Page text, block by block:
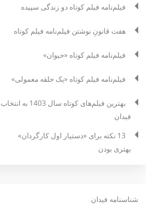
فیلم‌نامه فیلم کوتاه دو زندگی سپیده
هفت قانونِ نوشتن فیلم‌نامه فیلم کوتاه
فیلم‌نامه فیلم کوتاه «حیوان»
فیلم‌نامه فیلم کوتاه «یک حلقه معمولی»
بهترین فیلم‌های کوتاه سال 1403 به انتخاب
فیدان
13 نکته برای «دستیار اول کارگردان»
بهتری بودن
شناسنامه فیدان